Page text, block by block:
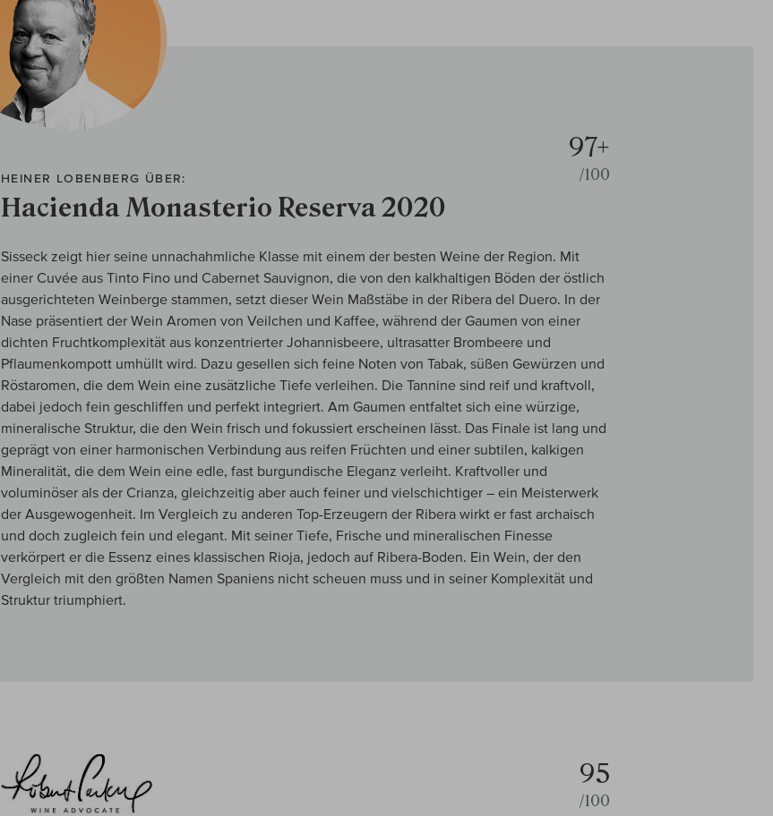
HEINER LOBENBERG ÜBER:
Hacienda Monasterio Reserva 2020
97+
/100
Sisseck zeigt hier seine unnachahmliche Klasse mit einem der besten Weine der Region. Mit
einer Cuvée aus Tinto Fino und Cabernet Sauvignon, die von den kalkhaltigen Böden der östlich
ausgerichteten Weinberge stammen, setzt dieser Wein Maßstäbe in der Ribera del Duero. In der
Nase präsentiert der Wein Aromen von Veilchen und Kaffee, während der Gaumen von einer
dichten Fruchtkomplexität aus konzentrierter Johannisbeere, ultrasatter Brombeere und
Pflaumenkompott umhüllt wird. Dazu gesellen sich feine Noten von Tabak, süßen Gewürzen und
Röstaromen, die dem Wein eine zusätzliche Tiefe verleihen. Die Tannine sind reif und kraftvoll,
dabei jedoch fein geschliffen und perfekt integriert. Am Gaumen entfaltet sich eine würzige,
mineralische Struktur, die den Wein frisch und fokussiert erscheinen lässt. Das Finale ist lang und
geprägt von einer harmonischen Verbindung aus reifen Früchten und einer subtilen, kalkigen
Mineralität, die dem Wein eine edle, fast burgundische Eleganz verleiht. Kraftvoller und
voluminöser als der Crianza, gleichzeitig aber auch feiner und vielschichtiger – ein Meisterwerk
der Ausgewogenheit. Im Vergleich zu anderen Top-Erzeugern der Ribera wirkt er fast archaisch
und doch zugleich fein und elegant. Mit seiner Tiefe, Frische und mineralischen Finesse
verkörpert er die Essenz eines klassischen Rioja, jedoch auf Ribera-Boden. Ein Wein, der den
Vergleich mit den größten Namen Spaniens nicht scheuen muss und in seiner Komplexität und
Struktur triumphiert.
95
/100